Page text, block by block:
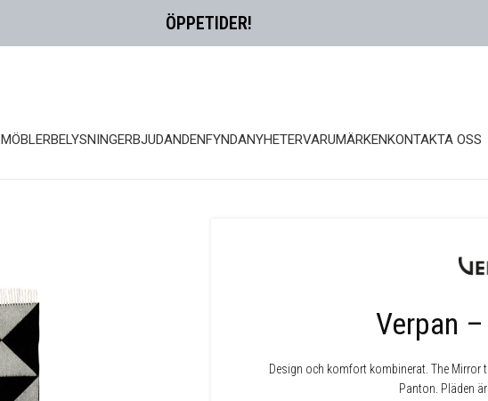
ÖPPETIDER!
MÖBLERBELYSNINGERBJUDANDENFYNDANYHETERVARUMÄRKENKONTAKTA OSS
Verpan
Design och komfort kombinerat. The
Panton. Pläden är